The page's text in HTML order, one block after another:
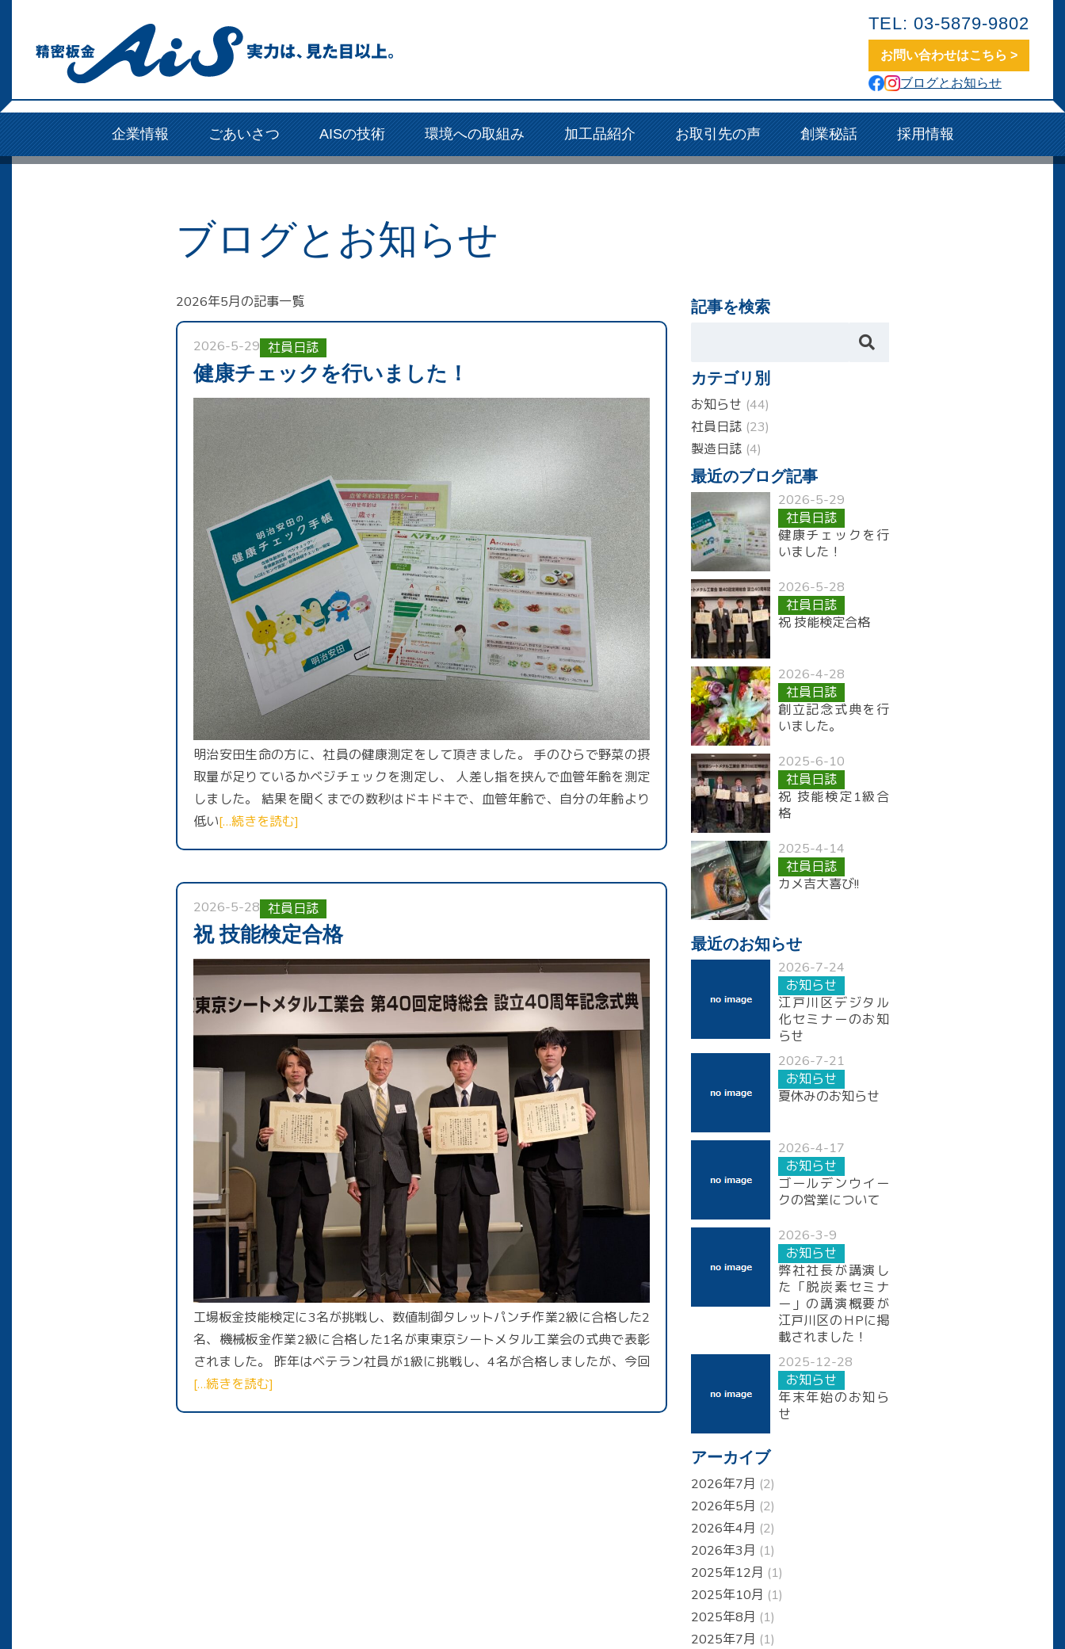
TEL: 03-5879-9802
お問い合わせはこちら >
ブログとお知らせ
企業情報 ごあいさつ AISの技術 環境への取組み 加工品紹介 お取引先の声 創業秘話 採用情報
ブログとお知らせ
2026年5月の記事一覧
2026-5-29 社員日誌
健康チェックを行いました！
明治安田生命の方に、社員の健康測定をして頂きました。 手のひらで野菜の摂
取量が足りているかベジチェックを測定し、 人差し指を挟んで血管年齢を測定
しました。 結果を聞くまでの数秒はドキドキで、血管年齢で、自分の年齢より
低い[…続きを読む]
2026-5-28 社員日誌
祝 技能検定合格
工場板金技能検定に3名が挑戦し、数値制御タレットパンチ作業2級に合格した2
名、機械板金作業2級に合格した1名が東東京シートメタル工業会の式典で表彰
されました。 昨年はベテラン社員が1級に挑戦し、4名が合格しましたが、今回
[…続きを読む]
記事を検索
カテゴリ別
お知らせ (44)
社員日誌 (23)
製造日誌 (4)
最近のブログ記事
2026-5-29
社員日誌
健康チェックを行
いました！
2026-5-28
社員日誌
祝 技能検定合格
2026-4-28
社員日誌
創立記念式典を行
いました。
2025-6-10
社員日誌
祝 技能検定1級合
格
2025-4-14
社員日誌
カメ吉大喜び!!
最近のお知らせ
2026-7-24
お知らせ
江戸川区デジタル
化セミナーのお知
らせ
2026-7-21
お知らせ
夏休みのお知らせ
2026-4-17
お知らせ
ゴールデンウイー
クの営業について
2026-3-9
お知らせ
弊社社長が講演し
た「脱炭素セミナ
ー」の講演概要が
江戸川区のＨPに掲
載されました！
2025-12-28
お知らせ
年末年始のお知ら
せ
アーカイブ
2026年7月 (2)
2026年5月 (2)
2026年4月 (2)
2026年3月 (1)
2025年12月 (1)
2025年10月 (1)
2025年8月 (1)
2025年7月 (1)